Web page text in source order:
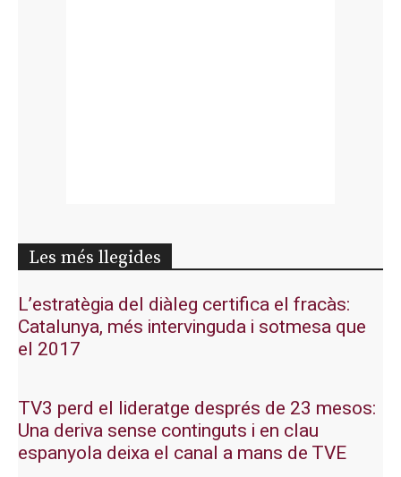
Les més llegides
L’estratègia del diàleg certifica el fracàs:
Catalunya, més intervinguda i sotmesa que
el 2017
TV3 perd el lideratge després de 23 mesos:
Una deriva sense continguts i en clau
espanyola deixa el canal a mans de TVE